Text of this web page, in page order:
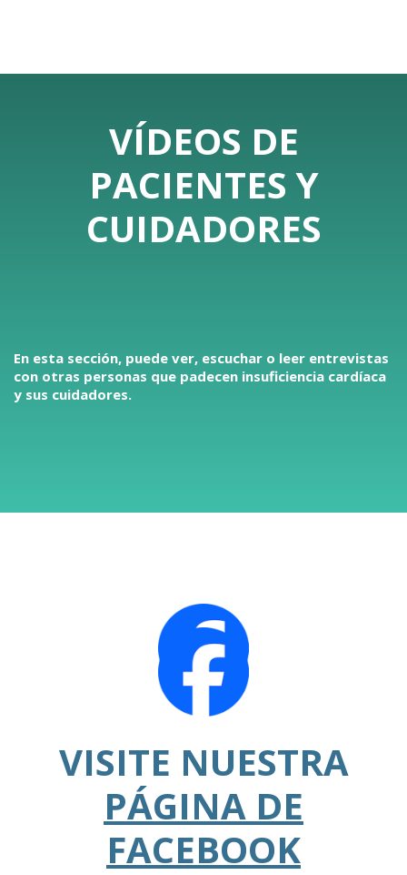
VÍDEOS DE
PACIENTES Y
CUIDADORES
En esta sección, puede ver, escuchar o leer entrevistas
con otras personas que padecen insuficiencia cardíaca
y sus cuidadores.
VISITE NUESTRA
PÁGINA DE
FACEBOOK